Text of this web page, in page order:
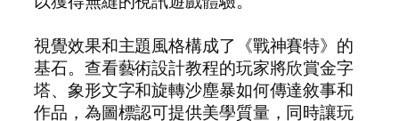
視覺效果和主題風格構成了《戰神賽特》的
基石。查看藝術設計教程的玩家將欣賞金字
塔、象形文字和旋轉沙塵暴如何傳達敘事和
作品，為圖標認可提供美學質量，同時讓玩